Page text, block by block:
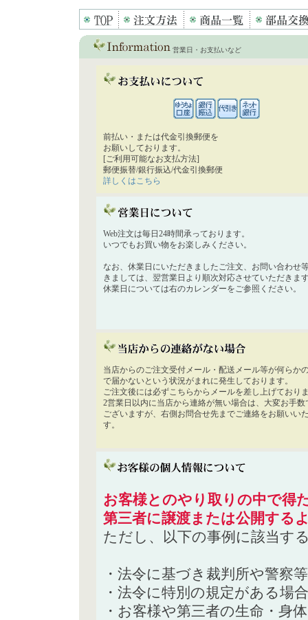
営業日・お支払いなど
前払い・または代金引換郵便を
お願いしております。
[ご利用可能なお支払方法]
郵便振替/銀行振込/代金引換郵便
詳しくはこちら
Web注文は毎日24時間承っております。
いつでもお買い物をお楽しみください。
なお、休業日にいただきましたご注文、お問い合わせ
きましては、翌営業日より順次対応させていただきま
休業日については右のカレンダーをご参照ください。
当店からのご注文受付メール・配送メール等が何らか
で届かないという状況がまれに発生しております。
ご注文後には必ずこちらからメールを差し上げており
2営業日以内に当店から連絡が無い場合は、大変お手数
ございますが、右側お問合せ先までご連絡をお願いい
す。
お客様とのやり取りの中で得
第三者に譲渡または公開する
ただし、以下の事例に該当す
・法令に基づき裁判所や警察
・法令に特別の規定がある場合
・お客様や第三者の生命・身